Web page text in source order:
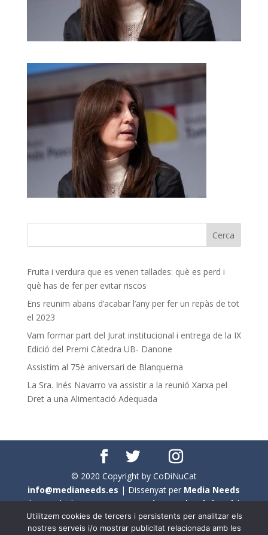
Fruita i verdura que es venen tallades: què es perd i
què has de fer per evitar riscos
Ens reunim abans d’acabar l’any per fer un repàs de tot
el 2023
Vam formar part del Jurat institucional i entrega de la IX
Edició del Premi Càtedra UB- Danone
Assistim al 75è aniversari de Blanquerna
La Sra. Inés Navarro va assistir a la reunió Xarxa pel
Dret a una Alimentació Adequada
© 2020 Copyright by CoDiNuCat
info@medianeeds.es | Dissenyat per Media Needs
| Tots els drets reservats aCoDiNuCat |Avís legal|
Avís per cookies
Utilitzem cookies de tercers i persistents per analitzar els
nostres serveis i/o mostrar publicitat relacionada amb les